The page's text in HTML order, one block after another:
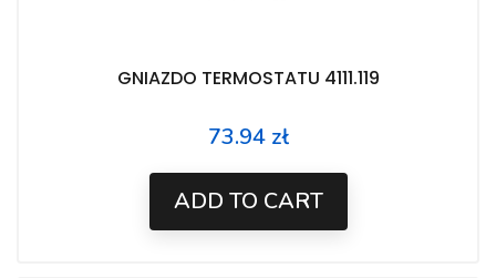
GNIAZDO TERMOSTATU 4111.119
Price
73.94 zł
ADD TO CART